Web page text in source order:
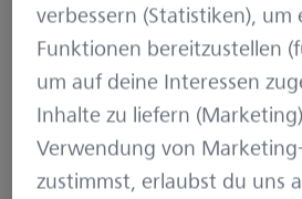
Mob Testingbeschrieben ist es
Gruppen aus vier bis sechs
Durch das verteilte Arbeiten
häufiger zu Verzögerungen
Probleme (z. B. schlechte
Tonqualität) kommen, was die
verbessern (Statistiken),
Funktionen bereitzustellen
um auf deine Interessen
Inhalte zu liefern
Verwendung von
zustimmst, erlaubst du uns